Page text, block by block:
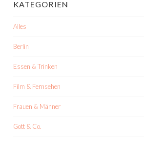
KATEGORIEN
Alles
Berlin
Essen & Trinken
Film & Fernsehen
Frauen & Männer
Gott & Co.